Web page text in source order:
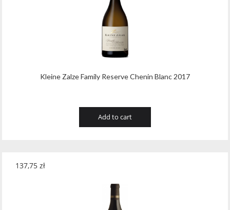
Kleine Zalze Family Reserve Chenin Blanc 2017
Add to cart
137,75 zł